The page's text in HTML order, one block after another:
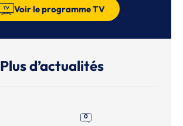
Voir le programme TV
Plus d’actualités
0